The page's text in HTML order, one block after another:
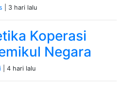
| 3 hari lalu
Koperasi
Negara
| 4 hari lalu